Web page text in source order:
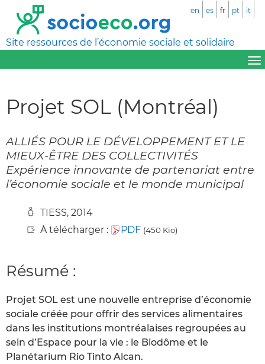
Site ressources de l’économie sociale et solidaire
en es fr pt it
Projet SOL (Montréal)
ALLIÉS POUR LE DÉVELOPPEMENT ET LE
MIEUX-ÊTRE DES COLLECTIVITÉS
Expérience innovante de partenariat entre
l’économie sociale et le monde municipal
TIESS, 2014
À télécharger :
PDF (450 Kio)
Résumé :
Projet SOL est une nouvelle entreprise d’économie
sociale créée pour offrir des services alimentaires
dans les institutions montréalaises regroupées au
sein d’Espace pour la vie : le Biodôme et le
Planétarium Rio Tinto Alcan.